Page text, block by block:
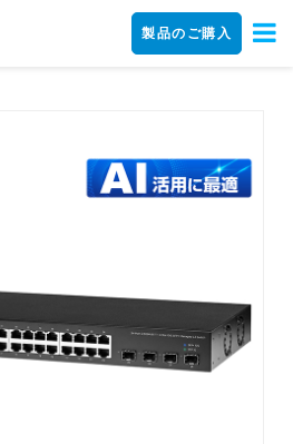
製品のご購入